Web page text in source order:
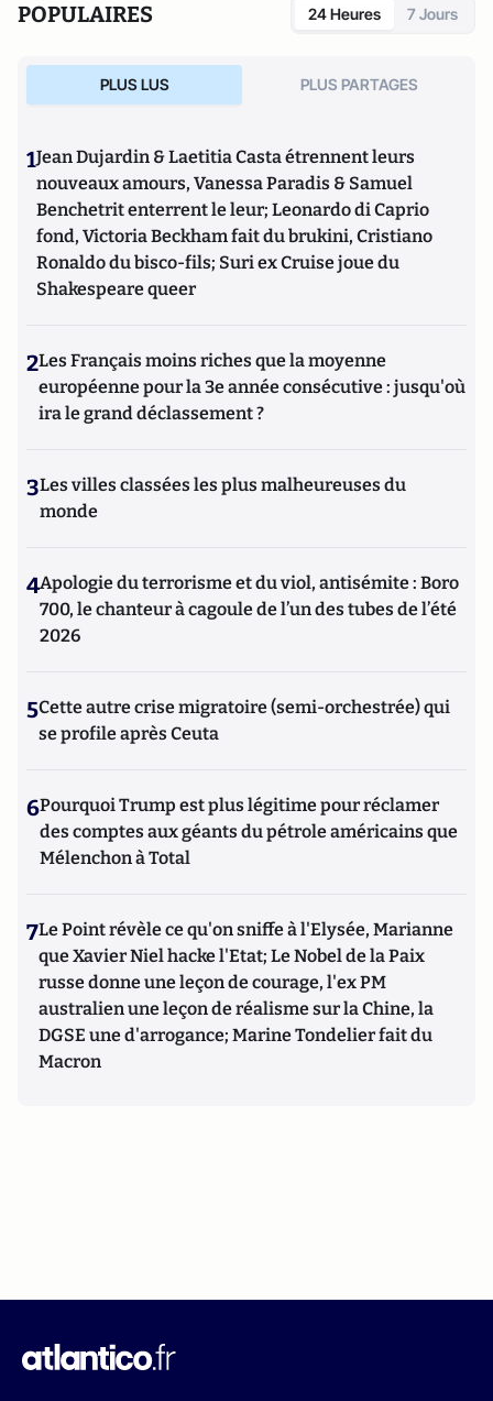
POPULAIRES 24 Heures 7 Jours
PLUS LUS PLUS PARTAGES
1Jean Dujardin & Laetitia Casta étrennent leurs
nouveaux amours, Vanessa Paradis & Samuel
Benchetrit enterrent le leur; Leonardo di Caprio
fond, Victoria Beckham fait du brukini, Cristiano
Ronaldo du bisco-fils; Suri ex Cruise joue du
Shakespeare queer
2Les Français moins riches que la moyenne
européenne pour la 3e année consécutive : jusqu'où
ira le grand déclassement ?
3Les villes classées les plus malheureuses du
monde
4Apologie du terrorisme et du viol, antisémite : Boro
700, le chanteur à cagoule de l’un des tubes de l’été
2026
5Cette autre crise migratoire (semi-orchestrée) qui
se profile après Ceuta
6Pourquoi Trump est plus légitime pour réclamer
des comptes aux géants du pétrole américains que
Mélenchon à Total
7Le Point révèle ce qu'on sniffe à l'Elysée, Marianne
que Xavier Niel hacke l'Etat; Le Nobel de la Paix
russe donne une leçon de courage, l'ex PM
australien une leçon de réalisme sur la Chine, la
DGSE une d'arrogance; Marine Tondelier fait du
Macron